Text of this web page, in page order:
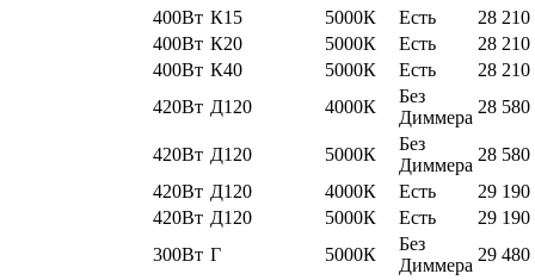
400Вт К15 5000К Есть
28 210
400Вт К20 5000К Есть
28 210
400Вт К40 5000К Есть
28 210
420Вт Д120 4000К
Без
Диммера
28 580
420Вт Д120 5000К
Без
Диммера
28 580
420Вт Д120 4000К Есть
29 190
420Вт Д120 5000К Есть
29 190
300Вт Г 5000К
Без
Диммера
29 480